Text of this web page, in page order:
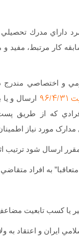
داراي مدرك تحصيلي
کار مرتبط،
و اختصاصي مندرج
۳۱
كه از طريق
ارسال شود ترتيب
به افراد
يا کسب تابعيت
ايران و اعتقاد به